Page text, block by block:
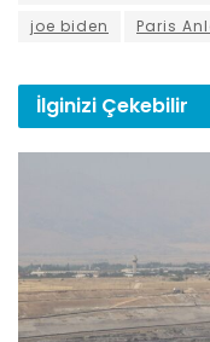
joe biden
Paris
İlginizi Çekebilir